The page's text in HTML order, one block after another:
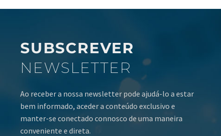
SUBSCREVER
NEWSLETTER
Ao receber a nossa newsletter pode ajudá-lo a estar
bem informado, aceder a conteúdo exclusivo e
manter-se conectado connosco de uma maneira
conveniente e direta.